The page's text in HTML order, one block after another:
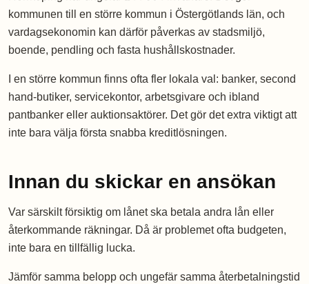
kommunen till en större kommun i Östergötlands län, och
vardagsekonomin kan därför påverkas av stadsmiljö,
boende, pendling och fasta hushållskostnader.
I en större kommun finns ofta fler lokala val: banker, second
hand-butiker, servicekontor, arbetsgivare och ibland
pantbanker eller auktionsaktörer. Det gör det extra viktigt att
inte bara välja första snabba kreditlösningen.
Innan du skickar en ansökan
Var särskilt försiktig om lånet ska betala andra lån eller
återkommande räkningar. Då är problemet ofta budgeten,
inte bara en tillfällig lucka.
Jämför samma belopp och ungefär samma återbetalningstid